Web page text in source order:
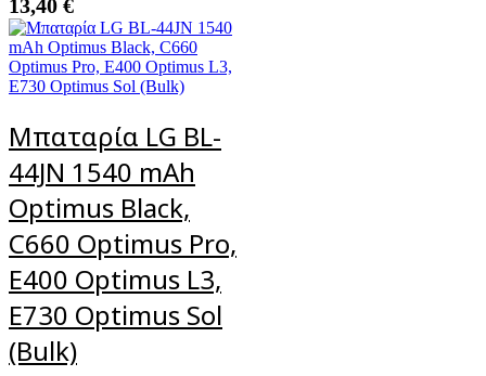
13,40 €
Μπαταρία LG BL-
44JN 1540 mAh
Optimus Black,
C660 Optimus Pro,
E400 Optimus L3,
E730 Optimus Sol
(Bulk)